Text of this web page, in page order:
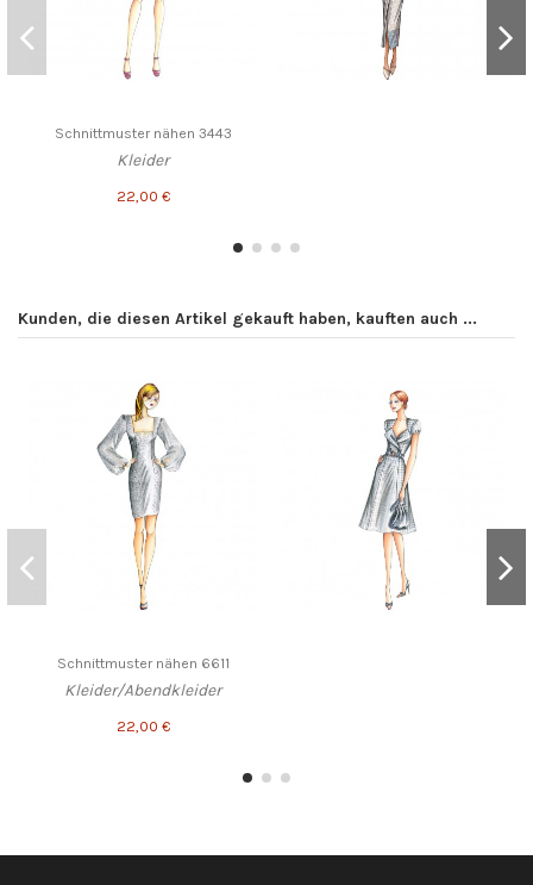
Schnittmuster nähen 3443
Kleider
22,00 €
Kunden, die diesen Artikel gekauft haben, kauften auch ...
Schnittmuster nähen 6611
Kleider/Abendkleider
22,00 €